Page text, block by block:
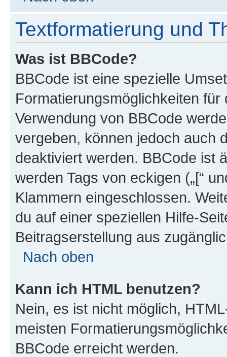
Textformatierung und
Was ist BBCode?
BBCode ist eine spezielle
Formatierungsmöglichkeiten
Verwendung von BBCode
vergeben, können jedoch auch
deaktiviert werden. BBCode ist
werden Tags von eckigen („[“
Klammern eingeschlossen.
du auf einer speziellen Hilfe-
Beitragserstellung aus
Nach oben
Kann ich HTML benutzen?
Nein, es ist nicht möglich,
meisten
BBCode erreicht werden.